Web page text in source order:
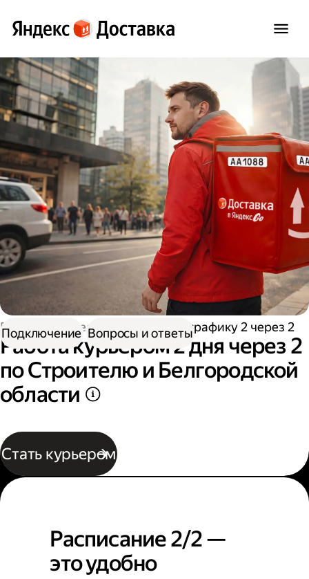
Работа водителем Работа по графику 2 через 2
Работа курьером 2 дня через 2
по Строителю и Белгородской
области
Стать курьером
Подключение Вопросы и ответы
Расписание 2/2 —
это удобно